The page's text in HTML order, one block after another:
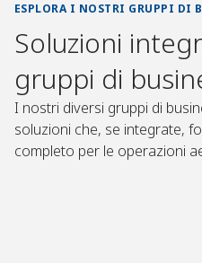
ESPLORA I NOSTRI GRUPPI DI
Soluzioni
gruppi di
I nostri diversi gruppi di
soluzioni che, se integrate,
completo per le operazioni